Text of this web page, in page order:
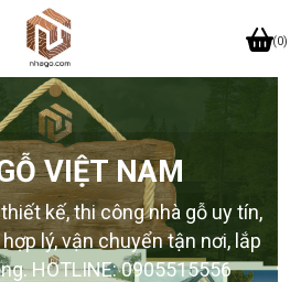
(0)
VIỆT NAM
kế, thi công nhà gỗ uy tín,
lý, vận chuyển tận nơi, lắp
đặt nhanh chóng. HOTLINE: 0905515556